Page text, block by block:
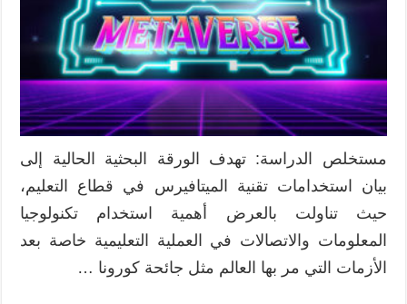
مستخلص الدراسة: تهدف الورقة البحثية الحالية إلى
بيان استخدامات تقنية الميتافيرس في قطاع التعليم،
حيث تناولت بالعرض أهمية استخدام تكنولوجيا
المعلومات والاتصالات في العملية التعليمية خاصة بعد
الأزمات التي مر بها العالم مثل جائحة كورونا …